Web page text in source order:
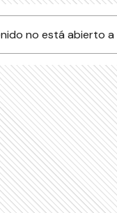
no está abierto